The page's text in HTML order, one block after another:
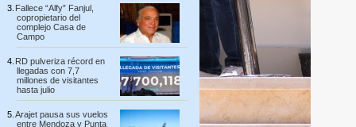
Fallece “Alfy” Fanjul,
copropietario del
complejo Casa de
Campo
RD pulveriza récord en
llegadas con 7,7
millones de visitantes
hasta julio
Arajet pausa sus vuelos
entre Mendoza y Punta